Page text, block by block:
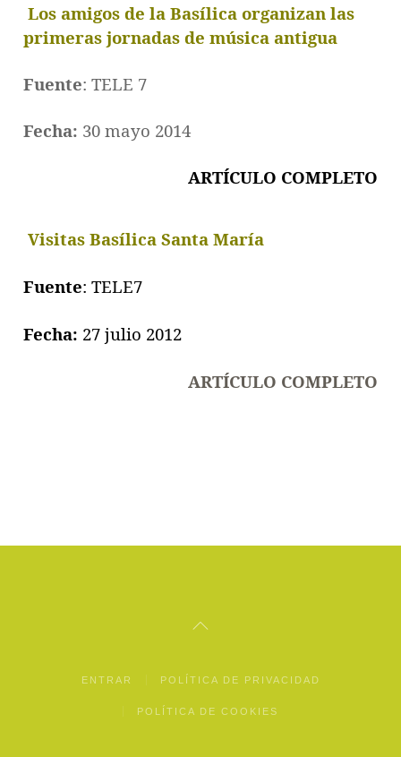
Los amigos de la Basílica organizan las
primeras jornadas de música antigua
Fuente: TELE 7
Fecha: 30 mayo 2014
ARTÍCULO COMPLETO
Visitas Basílica Santa María
Fuente: TELE7
Fecha: 27 julio 2012
ARTÍCULO COMPLETO
ENTRAR POLÍTICA DE PRIVACIDAD
POLÍTICA DE COOKIES